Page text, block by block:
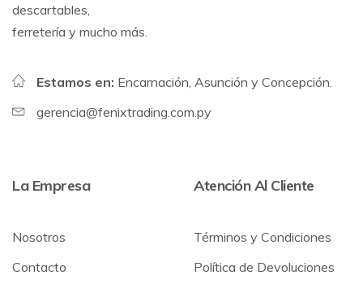
descartables,
ferretería y mucho más.
Estamos en: Encarnación, Asunción y Concepción.
gerencia@fenixtrading.com.py
La Empresa
Nosotros
Contacto
Atención Al Cliente
Términos y Condiciones
Política de Devoluciones